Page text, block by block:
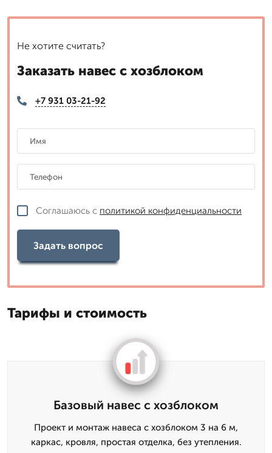
Не хотите считать?
Заказать навес с хозблоком
+7 931 03-21-92
Соглашаюсь с политикой конфиденциальности
Задать вопрос
Тарифы и стоимость
Базовый навес с хозблоком
Проект и монтаж навеса с хозблоком 3 на 6 м,
каркас, кровля, простая отделка, без утепления.